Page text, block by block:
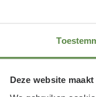
Deze website